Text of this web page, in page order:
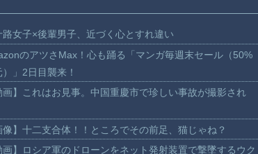
路女子×後輩男子、近づく心とすれ違い
のアツさMax！心も踊る「マンガ毎週末セール（50%
）」2日目襲来！
画】これはお見事。中国重慶市で珍しい事故が撮影され
像】十二支合体！！ところでその前足、猫じゃね？
画】ロシア軍のドローンをネット発射装置で撃墜するウク